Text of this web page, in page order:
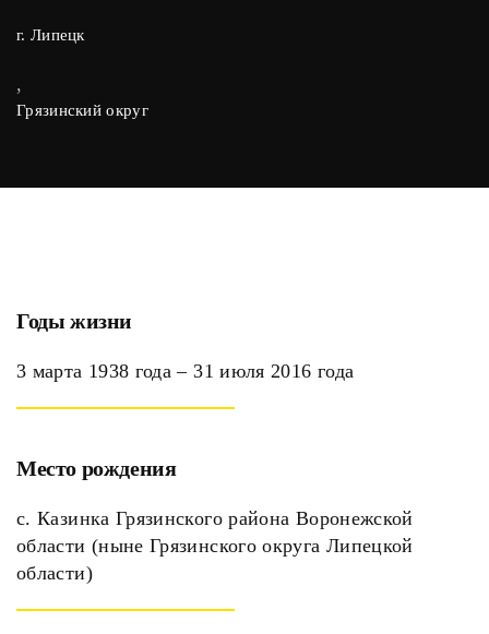
г. Липецк
,
Грязинский округ
Годы жизни
3 марта 1938 года – 31 июля 2016 года
Место рождения
с. Казинка Грязинского района Воронежской
области (ныне Грязинского округа Липецкой
области)